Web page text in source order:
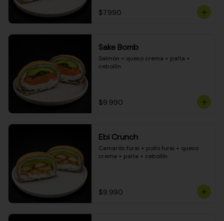
$7.990
Sake Bomb
Salmón + queso crema + palta +
cebollín
$9.990
Ebi Crunch
Camarón furai + pollo furai + queso
crema + palta + cebollín
$9.990